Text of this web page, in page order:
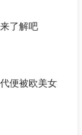
了解吧
便被欧美女